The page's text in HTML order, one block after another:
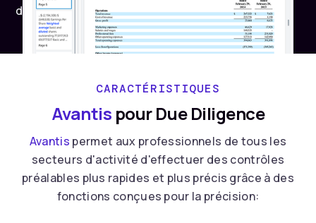
d'élaboration de stratégies.
CARACTÉRISTIQUES
Avantis pour Due Diligence
Avantis permet aux professionnels de tous les
secteurs d'activité d'effectuer des contrôles
préalables plus rapides et plus précis grâce à des
fonctions conçues pour la précision: